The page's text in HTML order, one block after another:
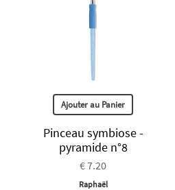
Ajouter au Panier
Pinceau symbiose -
pyramide n°8
€ 7.20
Raphaël